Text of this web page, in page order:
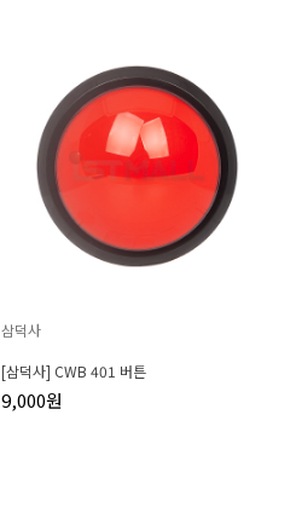
삼덕사
[삼덕사] CWB 401 버튼
9,000원